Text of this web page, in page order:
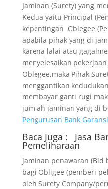
Jaminan (Surety) yang
Kedua yaitu Principal
kepentingan Oblegee
apabila pihak yang di
karena lalai atau
menyelesaikan
Oblegee,maka Pihak
menggantikan
membayar ganti rugi
jumlah jaminan yang di
Pengurusan Bank
Baca Juga : Jasa
Pemeliharaan
jaminan penawaran (Bid
bagi Obligee (pemberi
oleh Surety Company/